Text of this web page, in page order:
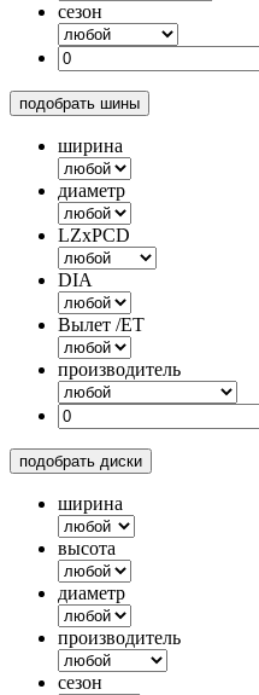
сезон
подобрать шины
ширина
диаметр
LZxPCD
DIA
Вылет /ET
производитель
подобрать диски
ширина
высота
диаметр
производитель
сезон